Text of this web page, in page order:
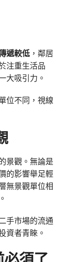
遞較低，鄰居
注重生活品
大吸引力。
位不同，視線
景觀。無論是
的影響舉足輕
無景觀單位相
手市場的流通
資者青睞。